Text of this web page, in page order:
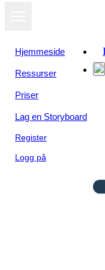
Hjemmeside
Ressurser
Priser
Lag en Storyboard
Register
Logg på